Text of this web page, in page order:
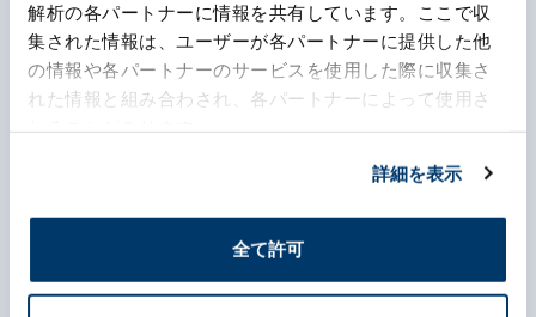
解析の各パートナーに情報を共有しています。ここで収
集された情報は、ユーザーが各パートナーに提供した他
の情報や各パートナーのサービスを使用した際に収集さ
れた情報と組み合わされ、各パートナーによって使用さ
詳細を表示
全て許可
About Us
Business
Recruit